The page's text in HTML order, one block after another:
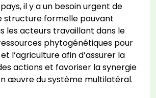
il y a un besoin urgent de
structure formelle pouvant
les acteurs travaillant dans le
phytogénétiques pour
l’agriculture afin d’assurer la
actions et favoriser la synergie
œuvre du système multilatéral.